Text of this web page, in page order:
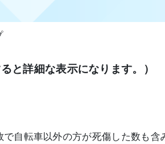
と詳細な表示になります。）
自転車以外の方が死傷した数も含